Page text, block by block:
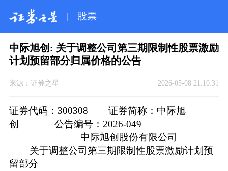
| 股票
中际旭创: 关于调整公司第三期限制性股票激励
计划预留部分归属价格的公告
来源： 证券之星 2026-05-08 21:10:31
证券代码：300308 证券简称：中际旭
创 公告编号：2026-049
中际旭创股份有限公司
关于调整公司第三期限制性股票激励计划预
留部分